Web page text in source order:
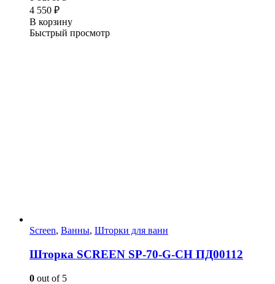
4 550 ₽
В корзину
Быстрый просмотр
Screen, Ванны, Шторки для ванн
Шторка SCREEN SP-70-G-CH ПД00112
0 out of 5